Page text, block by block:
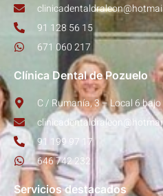
91 128 56 15
671 060 217
Clínica Dental de Pozuelo
C / Rumanía, 3 – Local 6
91 199 97 17
646 742 232
Servicios destacados